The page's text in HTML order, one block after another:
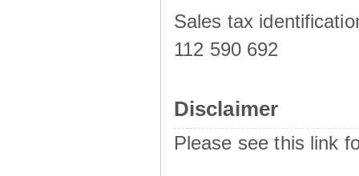
Sales tax
112 590 692
Disclaimer
Please see this link